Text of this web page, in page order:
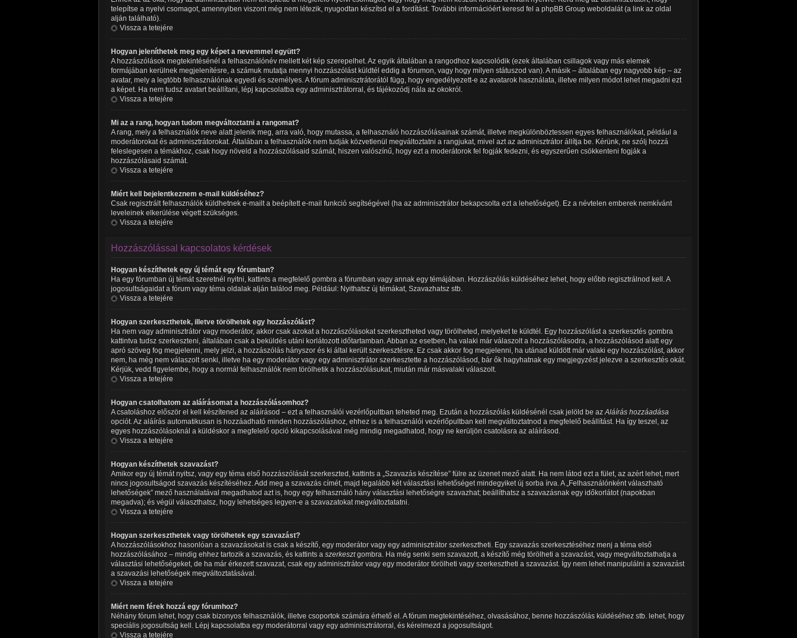
telepítse a nyelvi csomagot, amennyiben viszont még nem létezik, nyugodtan készítsd el a fordítást. További információért keresd fel a phpBB Group weboldalát (a link az oldal
alján található).
Vissza a tetejére
Hogyan jeleníthetek meg egy képet a nevemmel együtt?
A hozzászólások megtekintésénél a felhasználónév mellett két kép szerepelhet. Az egyik általában a rangodhoz kapcsolódik (ezek általában csillagok vagy más elemek
formájában kerülnek megjelenítésre, a számuk mutatja mennyi hozzászólást küldtél eddig a fórumon, vagy hogy milyen státuszod van). A másik – általában egy nagyobb kép – az
avatar, mely a legtöbb felhasználónak egyedi és személyes. A fórum adminisztrátorától függ, hogy engedélyezett-e az avatarok használata, illetve milyen módot lehet megadni ezt
a képet. Ha nem tudsz avatart beállítani, lépj kapcsolatba egy adminisztrátorral, és tájékozódj nála az okokról.
Vissza a tetejére
Mi az a rang, hogyan tudom megváltoztatni a rangomat?
A rang, mely a felhasználók neve alatt jelenik meg, arra való, hogy mutassa, a felhasználó hozzászólásainak számát, illetve megkülönböztessen egyes felhasználókat, például a
moderátorokat és adminisztrátorokat. Általában a felhasználók nem tudják közvetlenül megváltoztatni a rangjukat, mivel azt az adminisztrátor állítja be. Kérünk, ne szólj hozzá
feleslegesen a témákhoz, csak hogy növeld a hozzászólásaid számát, hiszen valószínű, hogy ezt a moderátorok fel fogják fedezni, és egyszerűen csökkenteni fogják a
hozzászólásaid számát.
Vissza a tetejére
Miért kell bejelentkeznem e-mail küldéséhez?
Csak regisztrált felhasználók küldhetnek e-mailt a beépített e-mail funkció segítségével (ha az adminisztrátor bekapcsolta ezt a lehetőséget). Ez a névtelen emberek nemkívánt
leveleinek elkerülése végett szükséges.
Vissza a tetejére
Hozzászólással kapcsolatos kérdések
Hogyan készíthetek egy új témát egy fórumban?
Ha egy fórumban új témát szeretnél nyitni, kattints a megfelelő gombra a fórumban vagy annak egy témájában. Hozzászólás küldéséhez lehet, hogy előbb regisztrálnod kell. A
jogosultságaidat a fórum vagy téma oldalak alján találod meg. Például: Nyithatsz új témákat, Szavazhatsz stb.
Vissza a tetejére
Hogyan szerkeszthetek, illetve törölhetek egy hozzászólást?
Ha nem vagy adminisztrátor vagy moderátor, akkor csak azokat a hozzászólásokat szerkesztheted vagy törölheted, melyeket te küldtél. Egy hozzászólást a szerkesztés gombra
kattintva tudsz szerkeszteni, általában csak a beküldés utáni korlátozott időtartamban. Abban az esetben, ha valaki már válaszolt a hozzászólásodra, a hozzászólásod alatt egy
apró szöveg fog megjelenni, mely jelzi, a hozzászólás hányszor és ki által került szerkesztésre. Ez csak akkor fog megjelenni, ha utánad küldött már valaki egy hozzászólást, akkor
nem, ha még nem válaszolt senki, illetve ha egy moderátor vagy egy adminisztrátor szerkesztette a hozzászólásod, bár ők hagyhatnak egy megjegyzést jelezve a szerkesztés okát.
Kérjük, vedd figyelembe, hogy a normál felhasználók nem törölhetik a hozzászólásukat, miután már másvalaki válaszolt.
Vissza a tetejére
Hogyan csatolhatom az aláírásomat a hozzászólásomhoz?
A csatoláshoz először el kell készítened az aláírásod – ezt a felhasználói vezérlőpultban teheted meg. Ezután a hozzászólás küldésénél csak jelöld be azAláírás hozzáadása
opciót. Az aláírás automatikusan is hozzáadható minden hozzászóláshoz, ehhez is a felhasználói vezérlőpultban kell megváltoztatnod a megfelelő beállítást. Ha így teszel, az
egyes hozzászólásoknál a küldéskor a megfelelő opció kikapcsolásával még mindig megadhatod, hogy ne kerüljön csatolásra az aláírásod.
Vissza a tetejére
Hogyan készíthetek szavazást?
Amikor egy új témát nyitsz, vagy egy téma első hozzászólását szerkeszted, kattints a „Szavazás készítése” fülre az üzenet mező alatt. Ha nem látod ezt a fület, az azért lehet, mert
nincs jogosultságod szavazás készítéséhez. Add meg a szavazás címét, majd legalább két választási lehetőséget mindegyiket új sorba írva. A „Felhasználónként válaszható
lehetőségek” mező használatával megadhatod azt is, hogy egy felhasználó hány választási lehetőségre szavazhat; beállíthatsz a szavazásnak egy időkorlátot (napokban
megadva); és végül választhatsz, hogy lehetséges legyen-e a szavazatokat megváltoztatatni.
Vissza a tetejére
Hogyan szerkeszthetek vagy törölhetek egy szavazást?
A hozzászólásokhoz hasonlóan a szavazásokat is csak a készítő, egy moderátor vagy egy adminisztrátor szerkesztheti. Egy szavazás szerkesztéséhez menj a téma első
hozzászólásához – mindig ehhez tartozik a szavazás, és kattints a szerkesztgombra. Ha még senki sem szavazott, a készítő még törölheti a szavazást, vagy megváltoztathatja a
választási lehetőségeket, de ha már érkezett szavazat, csak egy adminisztrátor vagy egy moderátor törölheti vagy szerkesztheti a szavazást. Így nem lehet manipulálni a szavazást
a szavazási lehetőségek megváltoztatásával.
Vissza a tetejére
Miért nem férek hozzá egy fórumhoz?
Néhány fórum lehet, hogy csak bizonyos felhasználók, illetve csoportok számára érhető el. A fórum megtekintéséhez, olvasásához, benne hozzászólás küldéséhez stb. lehet, hogy
speciális jogosultság kell. Lépj kapcsolatba egy moderátorral vagy egy adminisztrátorral, és kérelmezd a jogosultságot.
Vissza a tetejére